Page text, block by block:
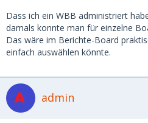
Dass ich ein WBB administriert
damals konnte man für einzelne
Das wäre im Berichte-Board
einfach auswählen könnte.
admin